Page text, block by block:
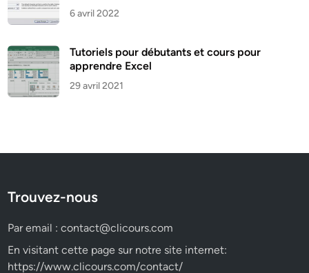
6 avril 2022
Tutoriels pour débutants et cours pour
apprendre Excel
29 avril 2021
Trouvez-nous
Par email :contact@clicours.com
En visitant cette page sur notre site internet:
https://www.clicours.com/contact/